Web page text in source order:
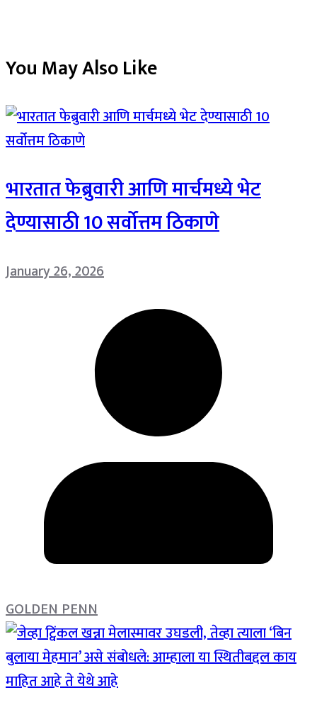
You May Also Like
भारतात फेब्रुवारी आणि मार्चमध्ये भेट
देण्यासाठी 10 सर्वोत्तम ठिकाणे
January 26, 2026
GOLDEN PENN